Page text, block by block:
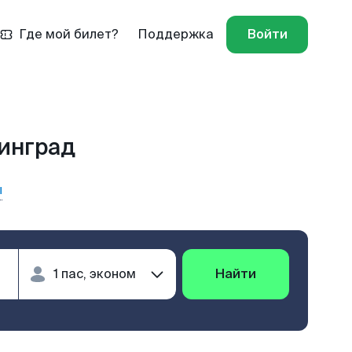
Где мой билет? Поддержка Войти
Найти